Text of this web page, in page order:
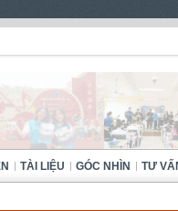
TÀI LIỆU GÓC NHÌN TƯ